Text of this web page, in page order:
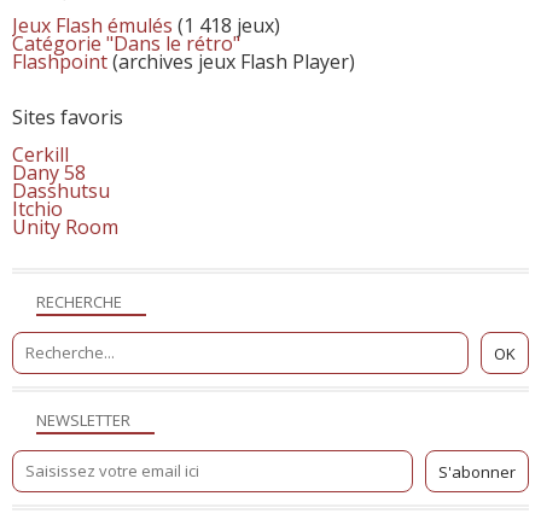
NEWSLETTER
RECHERCHE
Jeux Flash émulés (1 418 jeux)
Catégorie "Dans le rétro"
Flashpoint(archives jeux Flash Player)
Sites favoris
Cerkill
Dany 58
Dasshutsu
Itchio
Unity Room